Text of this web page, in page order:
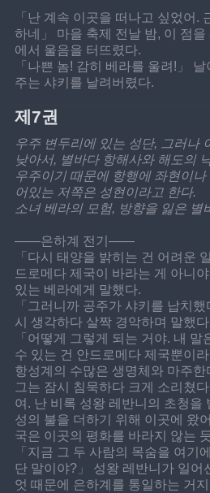
「난 계속 이곳을 떠나고 싶었어.
하네」 마을 축제 전날 밤, 이 점
에서 울음을 터뜨렸다.
「나쁜 놈! 감히 베라를 울려!」
주는 샤키를 날려버렸다.
제7권
우주 변두리에 있는 성단, 그러나
낮아서, 별바다 항해사와 해도의
우주이기 때문에 항행에 좌현이
어있는 저쪽은 성현이라고 한다.
소녀 베라의 모험, 방향을 잃은 별
——은하계 전기——
「다시 태양을 밝히는 건 어려운
드로메다 제국이 바라는 게 아니
있는 베라에게 말했다.
「그러니까 공주가 샤키를 납치
시 생각하다 살짝 경악하며 말했
「어떻게 그렇게 되는 거야. 내
수 있는 건 안드로메다 제국뿐이
항성계의 수많은 생명체와 마주한
그는 잠시 침묵하다 크게 소리쳤
여. 난 비록 성왕 레반니의 초청을
성의 불을 더하기 위해 이곳에 왔
국은 이곳의 평화를 바라지 않는
「지금 그 두 사람의 목숨을 여기
단 말이야?」 성왕 레반니가 일어
엇 때문에 은하계를 통일하는 거지